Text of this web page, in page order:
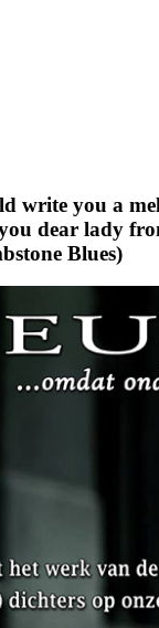
write you a
dear lady
Blues)